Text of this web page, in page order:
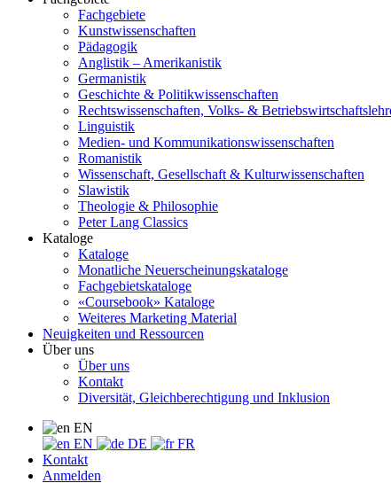
Fachgebiete
Kunstwissenschaften
Pädagogik
Anglistik – Amerikanistik
Germanistik
Geschichte & Politikwissenschaften
Rechtswissenschaften, Volks- &
Linguistik
Medien- und Kommunikationswissenschaften
Romanistik
Wissenschaft, Gesellschaft & Kulturwissenschaften
Slawistik
Theologie & Philosophie
Peter Lang Classics
Kataloge
Kataloge
Monatliche Neuerscheinungskataloge
Fachgebietskataloge
«Coursebook» Kataloge
Weiteres Marketing Material
Neuigkeiten und Ressourcen
Über uns
Über uns
Kontakt
Diversität, Gleichberechtigung und Inklusion
EN
EN
DE
FR
Kontakt
Anmelden